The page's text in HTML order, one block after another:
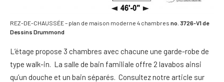
REZ-DE-CHAUSSÉE – plan de maison moderne 4 chambres no. 3726-V1 de
Dessins Drummond
L’étage propose 3 chambres avec chacune une garde-robe de
type walk-in. La salle de bain familiale offre 2 lavabos ainsi
qu’un douche et un bain séparés. Consultez notre article sur